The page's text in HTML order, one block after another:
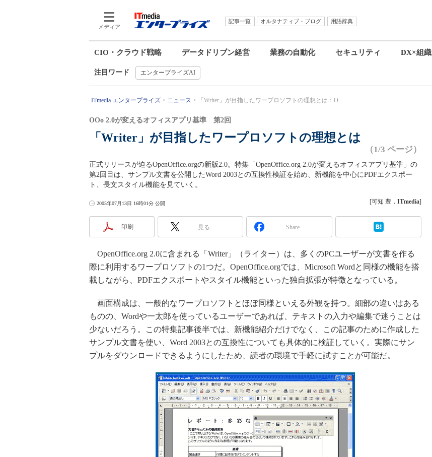
メディア
記事一覧 オルタナティブ・ブログ
用語辞典
CIO・クラウド戦略 データドリブン経営 業務の自動化 セキュリティ DX×組織
注目ワード エンタープライズAI
ITmedia エンタープライズ ニュース 「Writer」が目指したワープロソフトの理想とは：O...
「Writer」が目指したワープロソフトの理想とは
OOo 2.0が変えるオフィスアプリ基準 第2回
（1/3 ページ）
正式リリースが迫るOpenOffice.orgの新版2.0。特集「OpenOffice.org 2.0が変えるオフィスアプリ基準」の
第2回目は、サンプル文書を公開したWord 2003との互換性検証を始め、新機能を中心にPDFエクスポー
ト、長文スタイル機能を見ていく。
2005年07月13日 16時01分 公開 [可知 豊， ITmedia]
印刷 見る Share
OpenOffice.org 2.0に含まれる「Writer」（ライター）は、多くのPCユーザーが文書を作る
際に利用するワープロソフトの1つだ。OpenOffice.orgでは、Microsoft Wordと同様の機能を搭
載しながら、PDFエクスポートやスタイル機能といった独自拡張が特徴となっている。
画面構成は、一般的なワープロソフトとほぼ同様といえる外観を持つ。細部の違いはある
ものの、Wordや一太郎を使っているユーザーであれば、テキストの入力や編集で迷うことは
少ないだろう。この特集記事後半では、新機能紹介だけでなく、この記事のために作成した
サンプル文書を使い、Word 2003との互換性についても具体的に検証していく。実際にサン
プルをダウンロードできるようにしたため、読者の環境で手軽に試すことが可能だ。